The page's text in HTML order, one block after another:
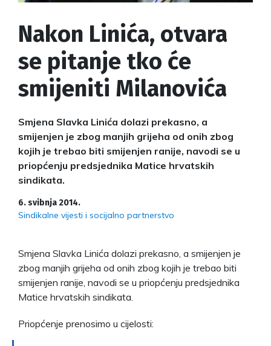
Nakon Linića, otvara
se pitanje tko će
smijeniti Milanovića
Smjena Slavka Linića dolazi prekasno, a
smijenjen je zbog manjih grijeha od onih zbog
kojih je trebao biti smijenjen ranije, navodi se u
priopćenju predsjednika Matice hrvatskih
sindikata.
6. svibnja 2014.
Sindikalne vijesti i socijalno partnerstvo
Smjena Slavka Linića dolazi prekasno, a smijenjen je
zbog manjih grijeha od onih zbog kojih je trebao biti
smijenjen ranije, navodi se u priopćenju predsjednika
Matice hrvatskih sindikata.
Priopćenje prenosimo u cijelosti: